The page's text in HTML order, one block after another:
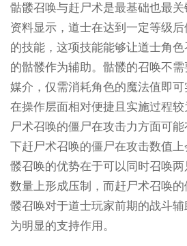
骷髅召唤与赶尸术是最基础也最
资料显示，道士在达到一定等级
的技能，这项技能能够让道士角
的骷髅作为辅助。骷髅的召唤不
媒介，仅需消耗角色的魔法值即
在操作层面相对便捷且实施过程
尸术召唤的僵尸在攻击力方面可
下赶尸术召唤的僵尸在攻击数值
髅召唤的优势在于可以同时召唤
数量上形成压制，而赶尸术召唤
髅召唤对于道士玩家前期的战斗
为明显的支持作用。